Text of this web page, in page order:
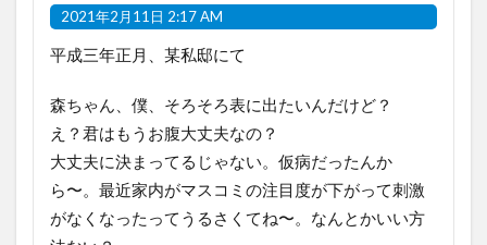
2021年2月11日 2:17 AM
平成三年正月、某私邸にて
森ちゃん、僕、そろそろ表に出たいんだけど？
え？君はもうお腹大丈夫なの？
大丈夫に決まってるじゃない。仮病だったんか
ら〜。最近家内がマスコミの注目度が下がって刺激
がなくなったってうるさくてね〜。なんとかいい方